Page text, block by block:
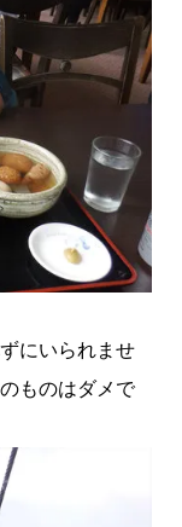
にいられませ
ものはダメで